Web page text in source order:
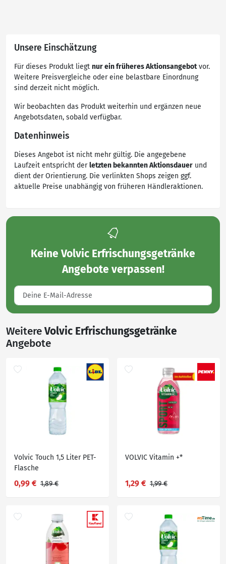
Unsere Einschätzung
Für dieses Produkt liegt nur ein früheres Aktionsangebotvor.
Weitere Preisvergleiche oder eine belastbare Einordnung
sind derzeit nicht möglich.
Wir beobachten das Produkt weiterhin und ergänzen neue
Angebotsdaten, sobald verfügbar.
Datenhinweis
Dieses Angebot ist nicht mehr gültig. Die angegebene
Laufzeit entspricht derletzten bekannten Aktionsdauer und
dient der Orientierung. Die verlinkten Shops zeigen ggf.
aktuelle Preise unabhängig von früheren Händleraktionen.
Keine Volvic Erfrischungsgetränke
Angebote verpassen!
WeitereVolvic Erfrischungsgetränke
Angebote
Volvic Touch 1,5 Liter PET-
Flasche
0,99 € 1,89 €
VOLVIC Vitamin +*
1,29 € 1,99 €